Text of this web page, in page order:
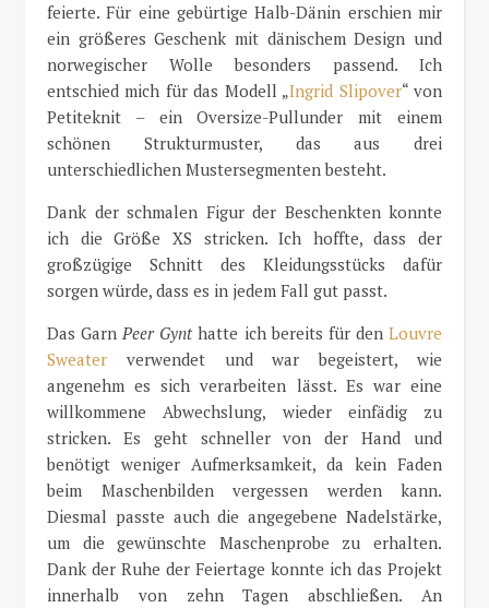
feierte. Für eine gebürtige Halb-Dänin erschien mir
ein größeres Geschenk mit dänischem Design und
norwegischer Wolle besonders passend. Ich
entschied mich für das Modell „Ingrid Slipover“ von
Petiteknit – ein Oversize-Pullunder mit einem
schönen Strukturmuster, das aus drei
unterschiedlichen Mustersegmenten besteht.
Dank der schmalen Figur der Beschenkten konnte
ich die Größe XS stricken. Ich hoffte, dass der
großzügige Schnitt des Kleidungsstücks dafür
sorgen würde, dass es in jedem Fall gut passt.
Das GarnPeer Gynthatte ich bereits für denLouvre
Sweater verwendet und war begeistert, wie
angenehm es sich verarbeiten lässt. Es war eine
willkommene Abwechslung, wieder einfädig zu
stricken. Es geht schneller von der Hand und
benötigt weniger Aufmerksamkeit, da kein Faden
beim Maschenbilden vergessen werden kann.
Diesmal passte auch die angegebene Nadelstärke,
um die gewünschte Maschenprobe zu erhalten.
Dank der Ruhe der Feiertage konnte ich das Projekt
innerhalb von zehn Tagen abschließen. An